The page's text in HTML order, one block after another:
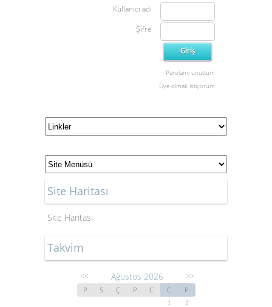
Kullanıcı adı
Şifre
Parolamı unuttum
Üye olmak istiyorum
Site Haritası
Site Haritası
Takvim
<< Ağustos 2026 >>
P S Ç P C C P
1
2